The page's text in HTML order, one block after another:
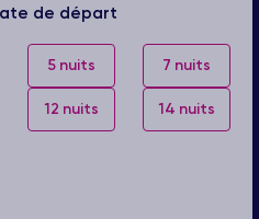
de départ
5 nuits 7 nuits
12 nuits 14 nuits